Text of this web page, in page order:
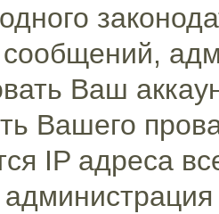
Ваш
Вашего
IP адреса